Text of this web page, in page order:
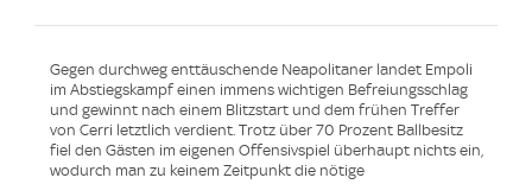
Gegen durchweg enttäuschende Neapolitaner landet Empoli
im Abstiegskampf einen immens wichtigen Befreiungsschlag
und gewinnt nach einem Blitzstart und dem frühen Treffer
von Cerri letztlich verdient. Trotz über 70 Prozent Ballbesitz
fiel den Gästen im eigenen Offensivspiel überhaupt nichts ein,
wodurch man zu keinem Zeitpunkt die nötige